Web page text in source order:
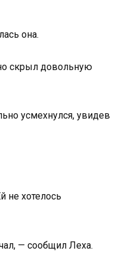
она.
скрыл довольную
усмехнулся, увидев
не хотелось
— сообщил Леха.